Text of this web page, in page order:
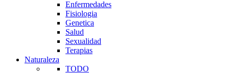
Enfermedades
Fisiologia
Genetica
Salud
Sexualidad
Terapias
Naturaleza
TODO